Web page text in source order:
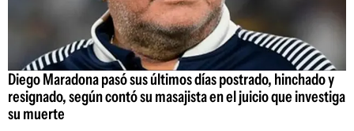
Diego Maradona pasó sus últimos días postrado, hinchado y
resignado, según contó su masajista en el juicio que investiga
su muerte